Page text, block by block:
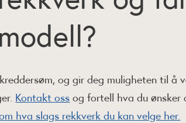
og gir deg muligheten til å
Kontakt oss og fortell hva du ønsker
hva slags rekkverk du kan velge her.